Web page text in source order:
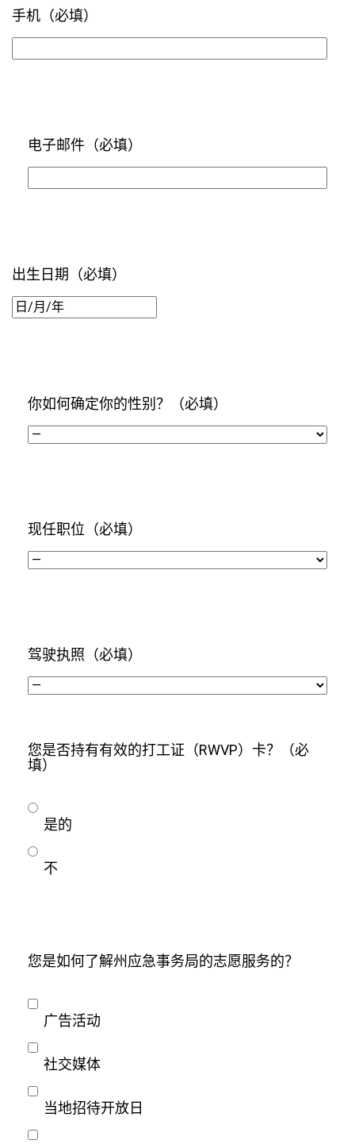
手机 （必填）
电子邮件 （必填）
出生日期 （必填）
日/
你如何确定你的性别？ （必填）
现任职位 （必填）
驾驶执照 （必填）
您是否持有有效的打工证（RWVP）卡？
（必
填）
是的
不
您是如何了解州应急事务局的志愿服务的？
广告活动
社交媒体
当地招待开放日